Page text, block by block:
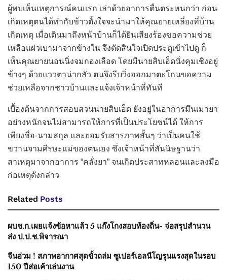
ผู้พบเห็นเหตุการณ์คนแรก เล่าด้วยอาการตื่นตระหนกว่า ก่อน
เกิดเหตุตนได้ทำกับข้าวตั้งใจจะนำมาให้คุณยายเหลี่ยงที่บ้าน
เกิดเหตุ เมื่อเดินมาถึงหน้าบ้านก็ได้ยินเสียงร้องขอความช่วย
เหลือแผ่วเบามาจากข้างใน จึงตัดสินใจเปิดประตูเข้าไปดู ก็
เห็นคุณยายนอนนิ่งจมกองเลือด โดยมีนายสิบเอ็ดนั่งคุมเชิงอยู่
ข้างๆ ด้วยแววตาน่ากลัว ตนจึงรีบวิ่งออกมาตะโกนขอความ
ช่วยเหลือจากชาวบ้านและแจ้งเจ้าหน้าที่ทันที
เบื้องต้นจากการสอบสวนนายสิบเอ็ด ยังอยู่ในอาการมึนเมายา
อย่างหนักจนไม่สามารถให้การที่เป็นประโยชน์ได้ ให้การ
เพียงชื่อ-นามสกุล และยอมรับสารภาพสั้นๆ ว่าเป็นคนใช้
ขวานจามศีรษะแม่ของตนเอง ซึ่งเจ้าหน้าที่สันนิษฐานว่า
สาเหตุมาจากอาการ “คลั่งยา” จนเกิดประสาทหลอนและลงมือ
ก่อเหตุดังกล่าว
Related Posts
ผบช.ก.เผยแจ้งข้อหาแล้ว 5 แก๊งโกงสอบท้องถิ่น- จ่อสรุปสำนวน
ส่ง ป.ป.ช.พิจารณา
จีนอ่วม ! สภาพอากาศสุดขั้วถล่ม ซูเปอร์เอลนีโญรุนแรงสุดในรอบ
150 ปีส่อเค้าเล่นงาน